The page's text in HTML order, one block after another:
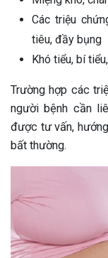
Các triệu
tiêu, đầy bụng
Khó tiểu, bí
Trường hợp các
người bệnh cần
được tư vấn,
bất thường.